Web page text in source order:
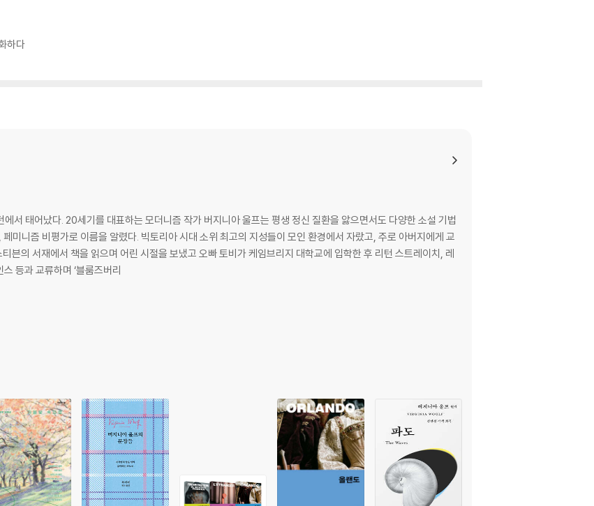
하다
서 태어났다. 20세기를 대표하는 모더니즘 작가 버지니아 울프는 평생 정신 질환을 앓으면서도 다양한 소설 기법
위 최고의 지성들이 모인 환경에서 자랐고, 주로 아버지에게 교
븐의 서재에서 책을 읽으며 어린 시절을 보냈고 오빠 토비가 케임브리지 대학교에 입학한 후 리턴 스트레이치, 레
등과 교류하며 ‘블룸즈버리